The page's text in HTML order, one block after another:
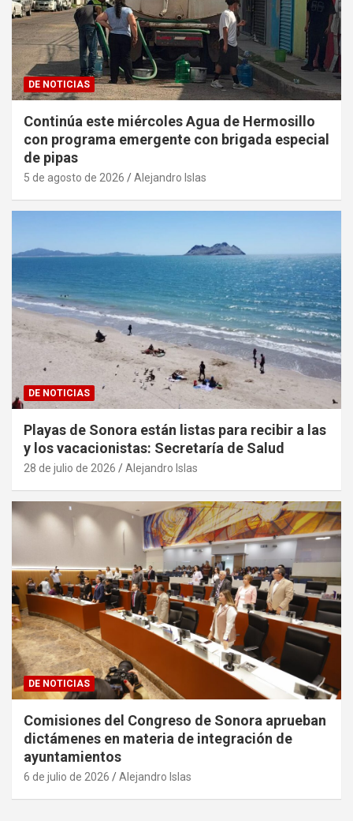
DE NOTICIAS
Continúa este miércoles Agua de Hermosillo
con programa emergente con brigada especial
de pipas
5 de agosto de 2026 Alejandro Islas
DE NOTICIAS
Playas de Sonora están listas para recibir a las
y los vacacionistas: Secretaría de Salud
28 de julio de 2026 Alejandro Islas
DE NOTICIAS
Comisiones del Congreso de Sonora aprueban
dictámenes en materia de integración de
ayuntamientos
6 de julio de 2026 Alejandro Islas